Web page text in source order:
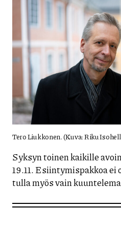
Tero Liukkonen. (Kuva: Riku
Syksyn toinen kaikille
19.11. Esiintymispakkoa ei
tulla myös vain